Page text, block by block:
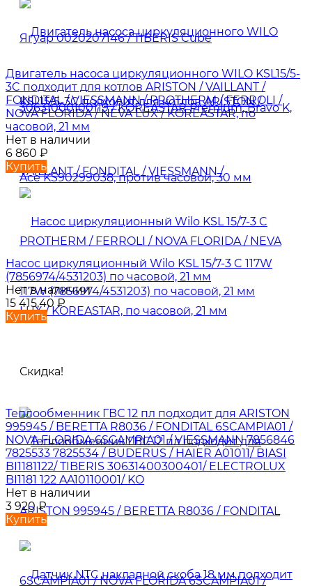
Двигатель насоса циркуляционного WILO KSL15/5-
3C подходит для котлов ARISTON / VAILLANT /
FONDITAL / VIESSMANN / PROTHERM / FERROLI /
NOVA FLORIDA / NEVA LUX / KOREASTAR, по
часовой, 21 мм
Нет в наличии
6 860 ₽
Купить
Насос циркуляционный Wilo KSL 15/7-3 C 117W
(7856974/4531203) по часовой, 21 мм
Нет в наличии
15 415,40 ₽
Купить
Скидка!
Теплообменник ГВС 12 пл подходит для ARISTON
995945 / BERETTA R8036 / FONDITAL 6SCAMPIA01 /
NOVA FLORIDA 6SCAMPIA01 / VIESSMANN 7856846
7825533 7825534 / BUDERUS / HAIER A01011/ BIASI
BI1181122/ TIBERIS 30631400300401/ ELECTROLUX
BI1181 122 AA10110001/ KO
Нет в наличии
3 920₽
Купить